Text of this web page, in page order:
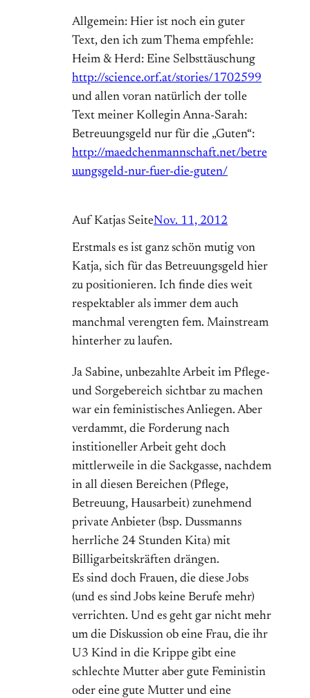
Allgemein: Hier ist noch ein guter
Text, den ich zum Thema empfehle:
Heim & Herd: Eine Selbsttäuschung
http://science.orf.at/stories/1702599
und allen voran natürlich der tolle
Text meiner Kollegin Anna-Sarah:
Betreuungsgeld nur für die „Guten“:
http://maedchenmannschaft.net/betre
uungsgeld-nur-fuer-die-guten/
Auf Katjas SeiteNov. 11, 2012
Erstmals es ist ganz schön mutig von
Katja, sich für das Betreuungsgeld hier
zu positionieren. Ich finde dies weit
respektabler als immer dem auch
manchmal verengten fem. Mainstream
hinterher zu laufen.
Ja Sabine, unbezahlte Arbeit im Pflege-
und Sorgebereich sichtbar zu machen
war ein feministisches Anliegen. Aber
verdammt, die Forderung nach
institioneller Arbeit geht doch
mittlerweile in die Sackgasse, nachdem
in all diesen Bereichen (Pflege,
Betreuung, Hausarbeit) zunehmend
private Anbieter (bsp. Dussmanns
herrliche 24 Stunden Kita) mit
Billigarbeitskräften drängen.
Es sind doch Frauen, die diese Jobs
(und es sind Jobs keine Berufe mehr)
verrichten. Und es geht gar nicht mehr
um die Diskussion ob eine Frau, die ihr
U3 Kind in die Krippe gibt eine
schlechte Mutter aber gute Feministin
oder eine gute Mutter und eine